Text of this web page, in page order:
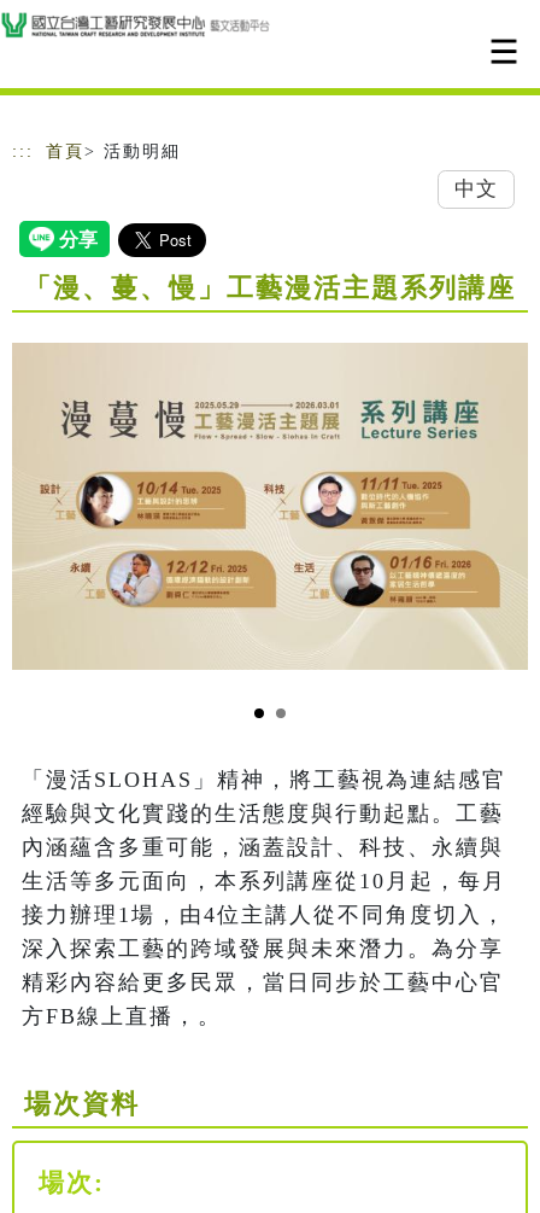
跳到主要內容
網站導覽
::: 首頁 > 活動明細
中文
「漫、蔓、慢」工藝漫活主題系列講座
「漫活SLOHAS」精神，將工藝視為連結感官
經驗與文化實踐的生活態度與行動起點。工藝
內涵蘊含多重可能，涵蓋設計、科技、永續與
生活等多元面向，本系列講座從10月起，每月
接力辦理1場，由4位主講人從不同角度切入，
深入探索工藝的跨域發展與未來潛力。為分享
精彩內容給更多民眾，當日同步於工藝中心官
方FB線上直播，。
場次資料
場次: